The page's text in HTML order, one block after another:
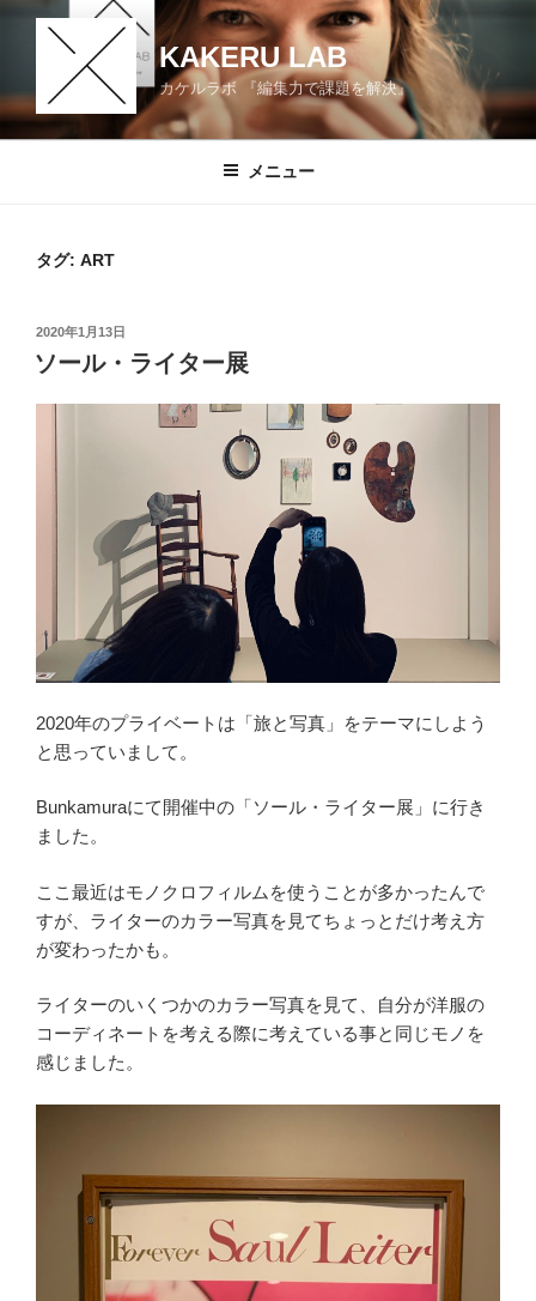
ン
KAKERU LAB
カケルラボ 『編集力で課題を解決』
メニュー
タグ: ART
投
稿
日:
2020年1月13日
ソール・ライター展
2020年のプライベートは「旅と写真」をテーマにしよう
と思っていまして。
Bunkamuraにて開催中の「ソール・ライター展」に行き
ました。
ここ最近はモノクロフィルムを使うことが多かったんで
すが、ライターのカラー写真を見てちょっとだけ考え方
が変わったかも。
ライターのいくつかのカラー写真を見て、自分が洋服の
コーディネートを考える際に考えている事と同じモノを
感じました。